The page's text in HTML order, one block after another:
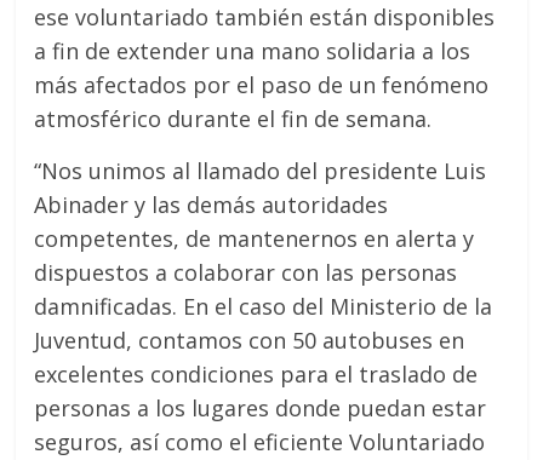
ese voluntariado también están disponibles
a fin de extender una mano solidaria a los
más afectados por el paso de un fenómeno
atmosférico durante el fin de semana.
“Nos unimos al llamado del presidente Luis
Abinader y las demás autoridades
competentes, de mantenernos en alerta y
dispuestos a colaborar con las personas
damnificadas. En el caso del Ministerio de la
Juventud, contamos con 50 autobuses en
excelentes condiciones para el traslado de
personas a los lugares donde puedan estar
seguros, así como el eficiente Voluntariado